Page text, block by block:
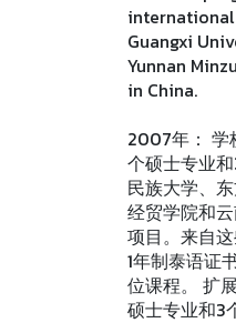
Guangxi
Yunnan
in China.
2007年： 学
个硕士专业
民族大学、
经贸学院和
项目。来自
1年制泰语证
位课程。 扩
硕士专业和3